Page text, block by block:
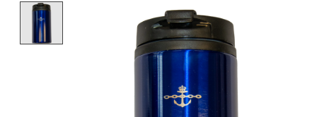
Product image slideshow Items